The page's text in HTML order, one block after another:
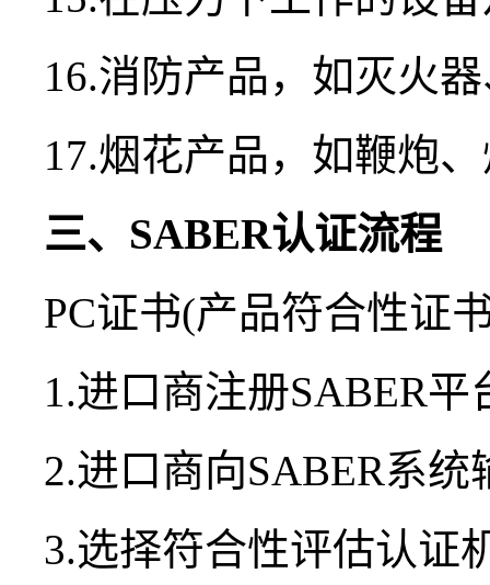
16.消防产品，如灭火
17.烟花产品，如鞭炮
三、SABER认证流程
PC证书(产品符合性证
1.进口商注册SABER平
2.进口商向SABER系统
3.选择符合性评估认证